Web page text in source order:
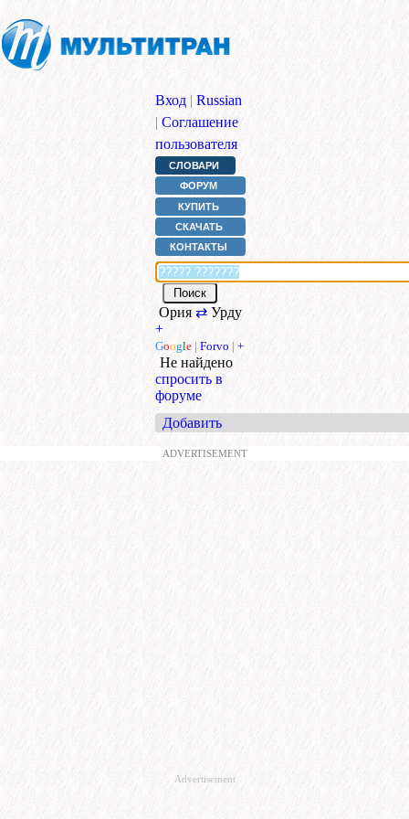
Вход | Russian
| Соглашение
пользователя
СЛОВАРИ
ФОРУМ
КУПИТЬ
СКАЧАТЬ
КОНТАКТЫ
Ория ⇄ Урду
+
Google | Forvo | +
Не найдено
спросить в
форуме
Добавить
ADVERTISEMENT
Advertisement